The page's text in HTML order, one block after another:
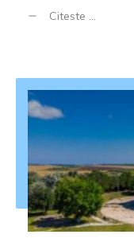
Citeste ...